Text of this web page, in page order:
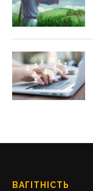
ВАГІТНІСТЬ